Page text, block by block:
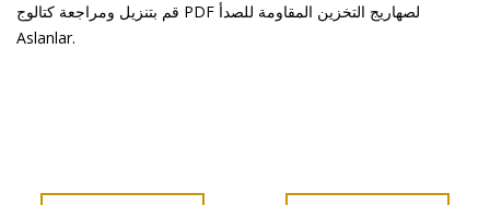
قم بتنزيل ومراجعة كتالوج PDF لصهاريج التخزين المقاومة للصدأ
Aslanlar.